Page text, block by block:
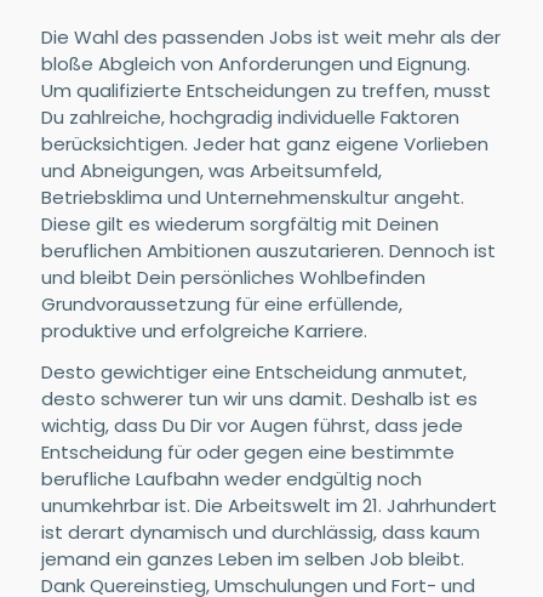
Die Wahl des passenden Jobs ist weit mehr als der
bloße Abgleich von Anforderungen und Eignung.
Um qualifizierte Entscheidungen zu treffen, musst
Du zahlreiche, hochgradig individuelle Faktoren
berücksichtigen. Jeder hat ganz eigene Vorlieben
und Abneigungen, was Arbeitsumfeld,
Betriebsklima und Unternehmenskultur angeht.
Diese gilt es wiederum sorgfältig mit Deinen
beruflichen Ambitionen auszutarieren. Dennoch ist
und bleibt Dein persönliches Wohlbefinden
Grundvoraussetzung für eine erfüllende,
produktive und erfolgreiche Karriere.
Desto gewichtiger eine Entscheidung anmutet,
desto schwerer tun wir uns damit. Deshalb ist es
wichtig, dass Du Dir vor Augen führst, dass jede
Entscheidung für oder gegen eine bestimmte
berufliche Laufbahn weder endgültig noch
unumkehrbar ist. Die Arbeitswelt im 21. Jahrhundert
ist derart dynamisch und durchlässig, dass kaum
jemand ein ganzes Leben im selben Job bleibt.
Dank Quereinstieg, Umschulungen und Fort- und